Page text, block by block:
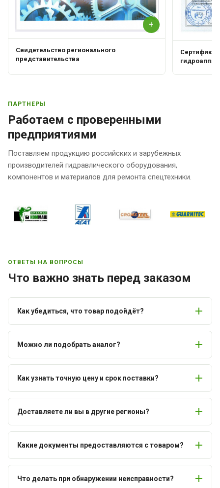
+
Свидетельство регионального
представительства
Сертификат
ПАРТНЕРЫ
Работаем с проверенными
предприятиями
Поставляем продукцию российских и зарубежных
производителей гидравлического оборудования,
компонентов и материалов для ремонта спецтехники.
ОТВЕТЫ НА ВОПРОСЫ
Что важно знать перед заказом
Как убедиться, что товар подойдёт?
Можно ли подобрать аналог?
Как узнать точную цену и срок поставки?
Доставляете ли вы в другие регионы?
Какие документы предоставляются с товаром?
Что делать при обнаружении неисправности?